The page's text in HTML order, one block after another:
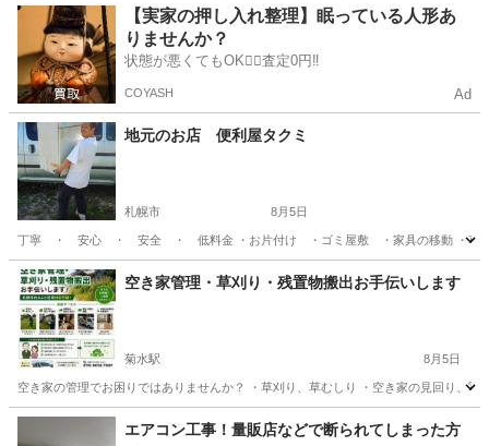
北海道 札幌市 宮の沢駅 便利屋 .com
【実家の押し入れ整理】眠っている人形あ
りませんか？
状態が悪くてもOK🙆‍♀️査定0円‼️
COYASH Ad
地元のお店 便利屋タクミ
札幌市 8月5日
丁寧 ・ 安心 ・ 安全 ・ 低料金 ・お片付け ・ゴミ屋敷 ・家具の移動 ・草
北海道 札幌市 便利屋 無料
空き家管理・草刈り・残置物搬出お手伝いします
菊水駅 8月5日
空き家の管理でお困りではありませんか？ ・草刈り、草むしり ・空き家の見回り、
北海道 札幌市 便利屋 草むしり
エアコン工事！量販店などで断られてしまった方